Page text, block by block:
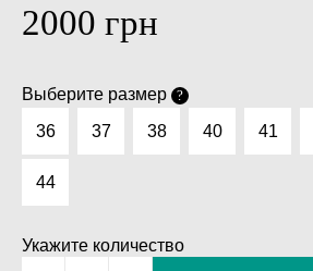
2000 грн
Выберите размер ?
36 37 38 40 41
44
Укажите количество